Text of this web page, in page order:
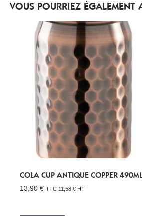
VOUS POURRIEZ ÉGALEMENT
COLA CUP ANTIQUE COPPER 490ML
13,90 € TTC 11,58 € HT